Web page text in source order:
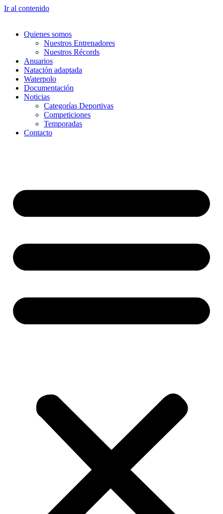
Ir al contenido
Quienes somos
Nuestros Entrenadores
Nuestros Récords
Anuarios
Natación adaptada
Waterpolo
Documentación
Noticias
Categorías Deportivas
Competiciones
Temporadas
Contacto